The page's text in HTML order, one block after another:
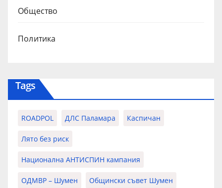
Общество
Политика
Tags
ROADPOL ДЛС Паламара Каспичан
Лято без риск
Национална АНТИСПИН кампания
ОДМВР – Шумен Общински съвет Шумен